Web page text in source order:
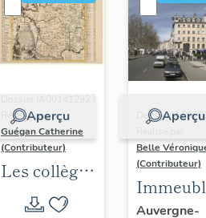
Aperçu
Réalisé par
Guégan Catherine
(Contributeur)
Les collèges
jésuites
Aperçu
Dossier
Belle
(Contributeur)
du
Auvergne-